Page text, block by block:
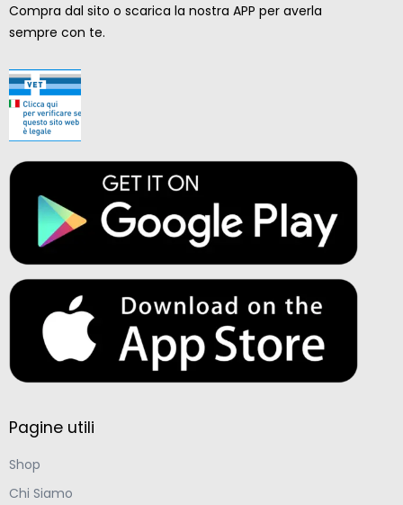
Compra dal sito o scarica la nostra APP per averla
sempre con te.
Pagine utili
Shop
Chi Siamo